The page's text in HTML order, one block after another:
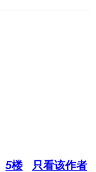
5楼 只看该作者